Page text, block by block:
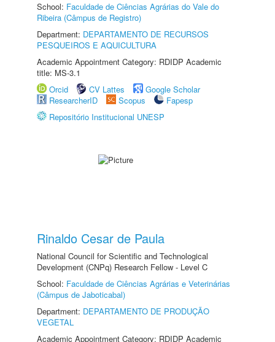
School: Faculdade de Ciências Agrárias do Vale do
Ribeira (Câmpus de Registro)
Department: DEPARTAMENTO DE RECURSOS
PESQUEIROS E AQUICULTURA
Academic Appointment Category: RDIDP Academic
title: MS-3.1
Orcid
CV Lattes
Google Scholar
ResearcherID
Scopus
Fapesp
Repositório Institucional UNESP
Rinaldo Cesar de Paula
National Council for Scientific and Technological
Development (CNPq) Research Fellow - Level C
School: Faculdade de Ciências Agrárias e Veterinárias
(Câmpus de Jaboticabal)
Department: DEPARTAMENTO DE PRODUÇÃO
VEGETAL
Academic Appointment Category: RDIDP Academic